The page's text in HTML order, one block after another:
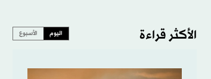
الأكثر قراءة اليوم الأسبوع